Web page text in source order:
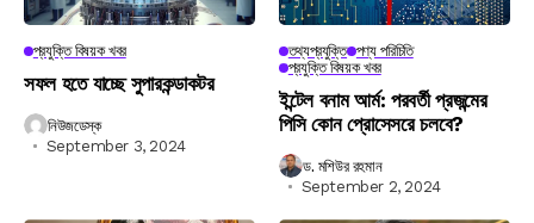
প্রযুক্তি বিষয়ক খবর
সফল হতে যাচ্ছে সুপারকন্ডাকটর
নিউজডেস্ক
September 3, 2024
তথ্যপ্রযুক্তি পণ্য পরিচিতি
প্রযুক্তি বিষয়ক খবর
ইন্টেল বনাম আর্ম: পরবর্তী প্রজন্মের
পিসি কোন প্রোসেসরে চলবে?
ড. মশিউর রহমান
September 2, 2024